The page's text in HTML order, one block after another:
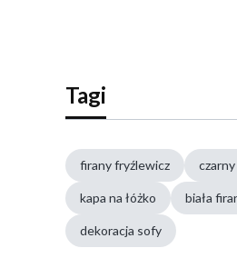
Tagi
firany fryźlewicz
kapa na łóżko biała
dekoracja sofy